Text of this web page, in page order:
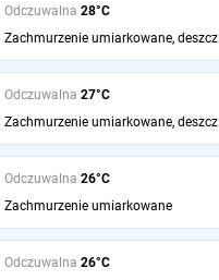
Odczuwalna 28°C
Zachmurzenie umiarkowane, deszcz
Odczuwalna 27°C
Zachmurzenie umiarkowane, deszcz
Odczuwalna 26°C
Zachmurzenie umiarkowane
Odczuwalna 26°C